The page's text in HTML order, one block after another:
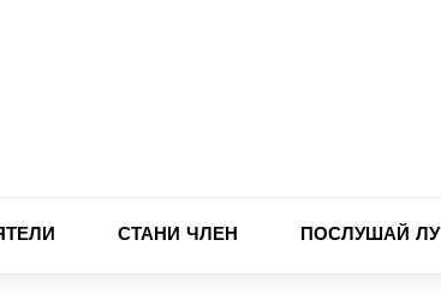
СТАНИ ЧЛЕН ПОСЛУШАЙ ЛУ